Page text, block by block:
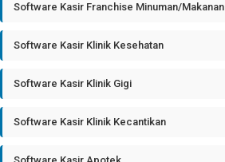
Software Kasir Franchise Minuman/Makanan
Software Kasir Klinik Kesehatan
Software Kasir Klinik Gigi
Software Kasir Klinik Kecantikan